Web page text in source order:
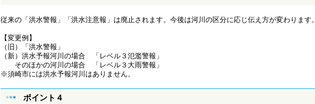
従来の「洪水警報」「洪水注意報」は廃止されます。今後は河川の区分に応じ伝え方が変わります。
【変更例】
（旧）「洪水警報」
（新）洪水予報河川の場合 「レベル３氾濫警報」
そのほかの河川の場合 「レベル３大雨警報」
※須崎市には洪水予報河川はありません。
ポイント４